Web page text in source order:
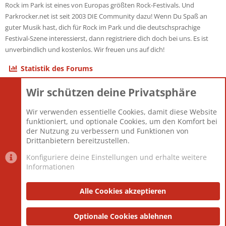
Rock im Park ist eines von Europas größten Rock-Festivals. Und
Parkrocker.net ist seit 2003 DIE Community dazu! Wenn Du Spaß an
guter Musik hast, dich für Rock im Park und die deutschsprachige
Festival-Szene interessierst, dann registriere dich doch bei uns. Es ist
unverbindlich und kostenlos. Wir freuen uns auf dich!
Statistik des Forums
Themen
Mitglieder
12.425
Neuestes Mitglied
Toddster85
Datenschutzerklärung Impressum
Community platform by XenForo® © 2010-2025 XenForo Ltd.
Wir schützen deine Privatsphäre
Wir verwenden essentielle Cookies, damit diese Website
funktioniert, und optionale Cookies, um den Komfort bei
der Nutzung zu verbessern und Funktionen von
Drittanbietern bereitzustellen.
Konfiguriere deine Einstellungen und erhalte weitere
Informationen
Alle Cookies akzeptieren
Optionale Cookies ablehnen